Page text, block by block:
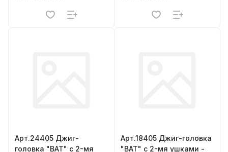
Арт.24405 Джиг-
головка "BAT" с 2-мя
Арт.18405 Джиг-головка
"BAT" с 2-мя ушками -